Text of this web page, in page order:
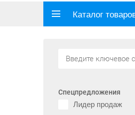
Каталог
Спецпредложения
Лидер продаж